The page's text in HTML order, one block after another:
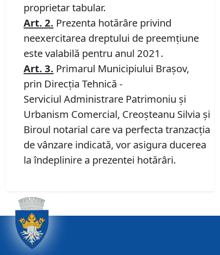
proprietar tabular.
Art. 2. Prezenta hotărâre privind
neexercitarea dreptului de preemțiune
este valabilă pentru anul 2021.
Art. 3. Primarul Municipiului Braşov,
prin Direcţia Tehnică -
Serviciul Administrare Patrimoniu şi
Urbanism Comercial, Creoșteanu Silvia și
Biroul notarial care va perfecta tranzacția
de vânzare indicată, vor asigura ducerea
la îndeplinire a prezentei hotărâri.